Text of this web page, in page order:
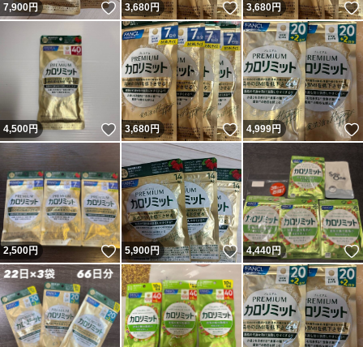
7,900円 いいね！
3,680円 いいね！
3,680円
4,500円 いいね！
3,680円 いいね！
4,999円
2,500円 いいね！
5,900円 いいね！
4,440円